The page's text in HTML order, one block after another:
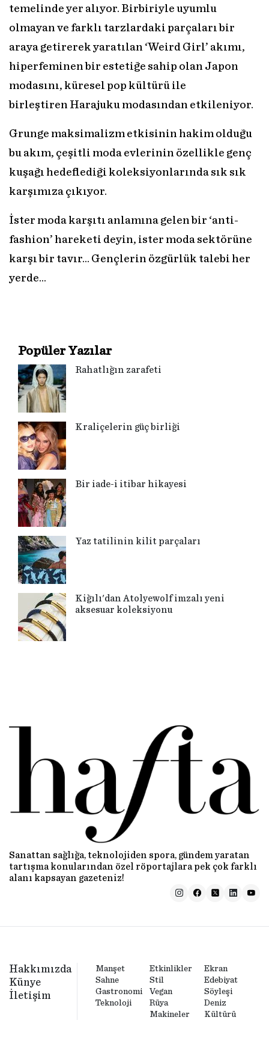
temelinde yer alıyor. Birbiriyle uyumlu
olmayan ve farklı tarzlardaki parçaları bir
araya getirerek yaratılan ‘Weird Girl’ akımı,
hiperfeminen bir estetiğe sahip olan Japon
modasını, küresel pop kültürü ile
birleştiren Harajuku modasından etkileniyor.
Grunge maksimalizm etkisinin hakim olduğu
bu akım, çeşitli moda evlerinin özellikle genç
kuşağı hedeflediği koleksiyonlarında sık sık
karşımıza çıkıyor.
İster moda karşıtı anlamına gelen bir ‘anti-
fashion’ hareketi deyin, ister moda sektörüne
karşı bir tavır… Gençlerin özgürlük talebi her
yerde…
Popüler Yazılar
Rahatlığın zarafeti
Kraliçelerin güç birliği
Bir iade-i itibar hikayesi
Yaz tatilinin kilit parçaları
Kiğılı'dan Atolyewolf imzalı yeni
aksesuar koleksiyonu
Sanattan sağlığa, teknolojiden spora, gündem yaratan
tartışma konularından özel röportajlara pek çok farklı
alanı kapsayan gazeteniz!
Hakkımızda
Künye
İletişim
Manşet Etkinlikler
Ekran
Sahne
Stil
Edebiyat
Gastronomi
Vegan
Söyleşi
Teknoloji
Rüya
Makineler
Deniz
Kültürü